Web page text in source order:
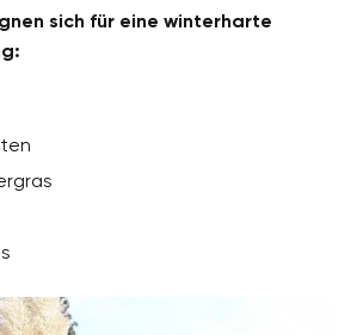
sich für eine winterharte